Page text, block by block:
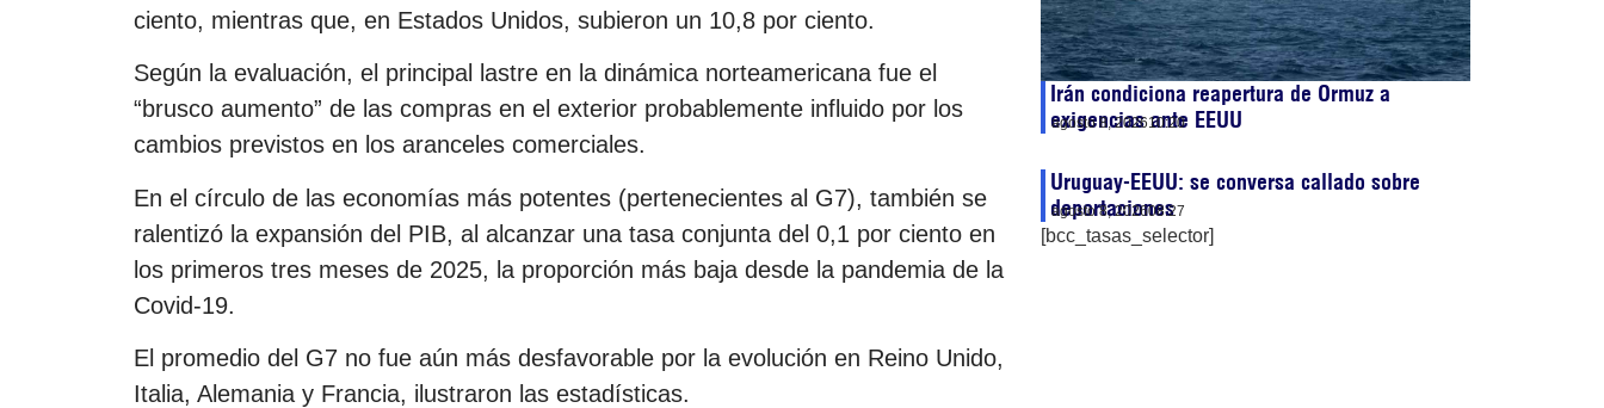
ciento, mientras que, en Estados Unidos, subieron un 10,8 por ciento.
Según la evaluación, el principal lastre en la dinámica norteamericana fue el
“brusco aumento” de las compras en el exterior probablemente influido por los
cambios previstos en los aranceles comerciales.
En el círculo de las economías más potentes (pertenecientes al G7), también se
ralentizó la expansión del PIB, al alcanzar una tasa conjunta del 0,1 por ciento en
los primeros tres meses de 2025, la proporción más baja desde la pandemia de la
Covid-19.
El promedio del G7 no fue aún más desfavorable por la evolución en Reino Unido,
Italia, Alemania y Francia, ilustraron las estadísticas.
Irán condiciona reapertura de Ormuz a
exigencias ante EEUU
agosto 8, 202610:20
Uruguay-EEUU: se conversa callado sobre
deportaciones
agosto 8, 202608:27
[bcc_tasas_selector]